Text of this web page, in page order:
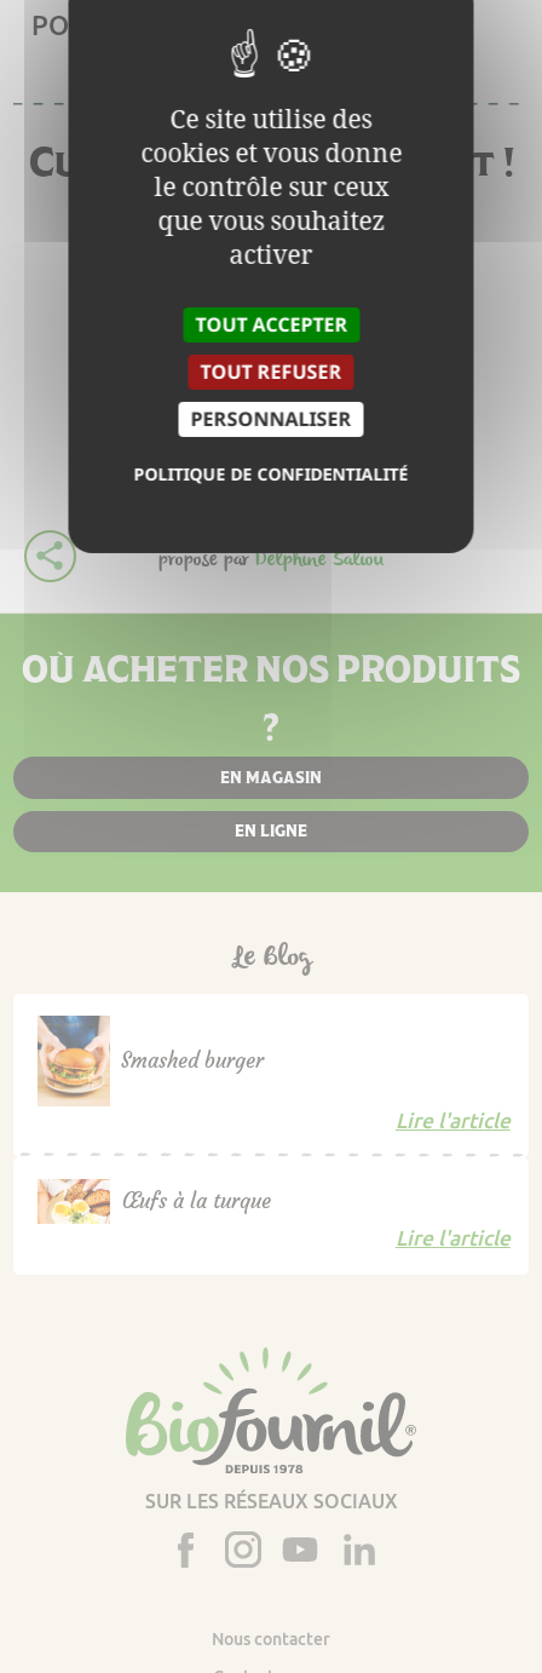
POIDS :
Cuisinez avec ce produit !
proposé parDelphine Saliou
OÙ ACHETER NOS PRODUITS
?
EN MAGASIN
EN LIGNE
Le Blog
Smashed burger
Lire l'article
Œufs à la turque
Lire l'article
SUR LES RÉSEAUX SOCIAUX
Nous contacter
Ce site utilise des
cookies et vous donne
le contrôle sur ceux
que vous souhaitez
activer
TOUT ACCEPTER
TOUT REFUSER
PERSONNALISER
POLITIQUE DE CONFIDENTIALITÉ